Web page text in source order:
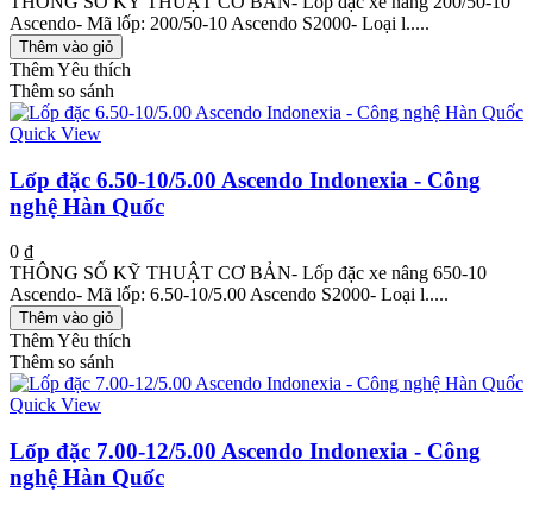
Ascendo- Mã lốp: 200/50-10 Ascendo S2000- Loại l.....
Thêm vào giỏ
Thêm Yêu thích
Thêm so sánh
Quick View
Lốp đặc 6.50-10/5.00 Ascendo Indonexia - Công
nghệ Hàn Quốc
0 ₫
THÔNG SỐ KỸ THUẬT CƠ BẢN- Lốp đặc xe nâng 650-10
Ascendo- Mã lốp: 6.50-10/5.00 Ascendo S2000- Loại l.....
Thêm vào giỏ
Thêm Yêu thích
Thêm so sánh
Quick View
Lốp đặc 7.00-12/5.00 Ascendo Indonexia - Công
nghệ Hàn Quốc